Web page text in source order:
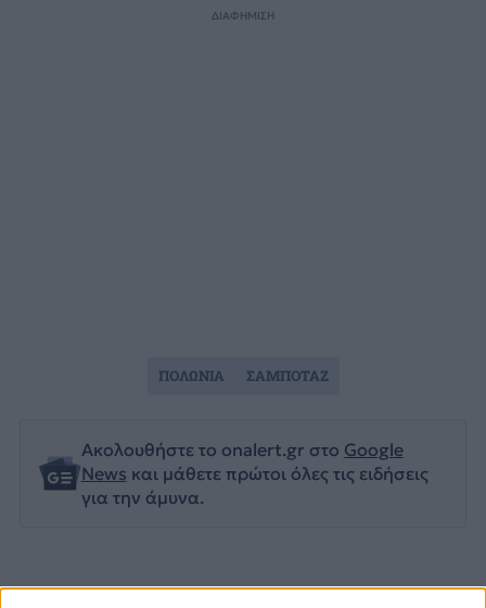
ΔΙΑΦΗΜΙΣΗ
Ακολουθήστε το onalert.gr στο Google
News και μάθετε πρώτοι όλες τις ειδήσεις
για την άμυνα.
ΠΟΛΩΝΙΑ ΣΑΜΠΟΤΑΖ